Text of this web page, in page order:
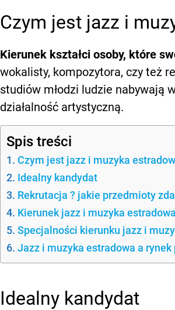
Czym jest jazz i
Kierunek kształci osoby, które
wokalisty, kompozytora, czy też
studiów młodzi ludzie nabywają
działalność artystyczną.
Spis treści
Czym jest jazz i muzyka
Idealny kandydat
Rekrutacja ? jakie przedmioty
Kierunek jazz i muzyka
Specjalności kierunku jazz i
Jazz i muzyka estradowa a rynek
Idealny kandydat